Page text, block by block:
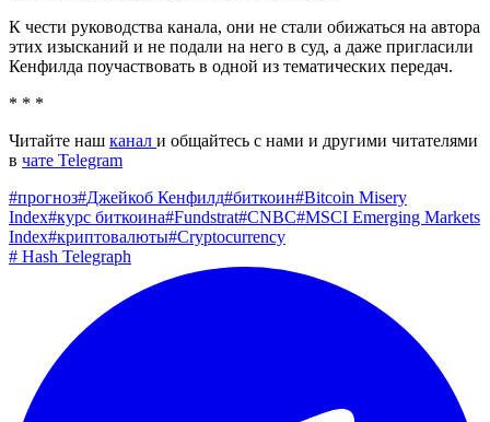
К чести руководства канала, они не стали обижаться на автора
этих изысканий и не подали на него в суд, а даже пригласили
Кенфилда поучаствовать в одной из тематических передач.
* * *
Читайте наш канал и общайтесь с нами и другими читателями
в чате Telegram
#прогноз#Джейкоб Кенфилд#биткоин#Bitcoin Misery
Index#курс биткоина#Fundstrat#CNBC#MSCI Emerging Markets
Indeх#криптовалюты#Cryptocurrency
# Hash Telegraph